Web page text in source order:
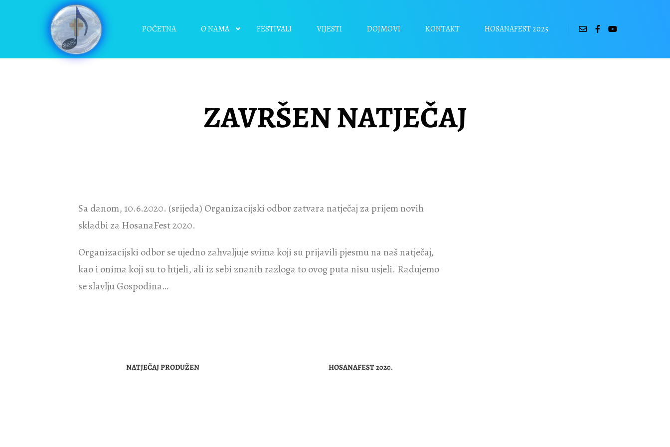
POČETNA O NAMA FESTIVALI VIJESTI DOJMOVI KONTAKT HOSANAFEST 2025
ZAVRŠEN NATJEČAJ
Sa danom, 10.6.2020. (srijeda) Organizacijski odbor zatvara natječaj za prijem novih
skladbi za HosanaFest 2020.
Organizacijski odbor se ujedno zahvaljuje svima koji su prijavili pjesmu na naš natječaj,
kao i onima koji su to htjeli, ali iz sebi znanih razloga to ovog puta nisu usjeli. Radujemo
se slavlju Gospodina…
NATJEČAJ PRODUŽEN HOSANAFEST 2020.